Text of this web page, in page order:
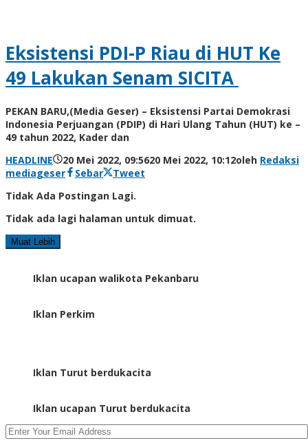
Eksistensi PDI-P Riau di HUT Ke
49 Lakukan Senam SICITA
PEKAN BARU,(Media Geser) – Eksistensi Partai Demokrasi
Indonesia Perjuangan (PDIP) di Hari Ulang Tahun (HUT) ke –
49 tahun 2022, Kader dan
HEADLINE
20 Mei 2022, 09:5620 Mei 2022, 10:12oleh Redaksi
mediageser
Sebar
Tweet
Tidak Ada Postingan Lagi.
Tidak ada lagi halaman untuk dimuat.
Muat Lebih
Iklan ucapan walikota Pekanbaru
Iklan Perkim
Iklan Turut berdukacita
Iklan ucapan Turut berdukacita